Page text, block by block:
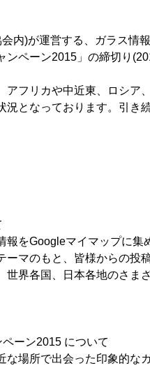
内)が運営する、ガラス情
ペーン2015」の締切り
フリカや中近東、ロシア
となっております。引き
をGoogleマイマップに集
マのもと、皆様からの投
界各国、日本各地のさま
ーン2015 について
場所で出会った印象的な